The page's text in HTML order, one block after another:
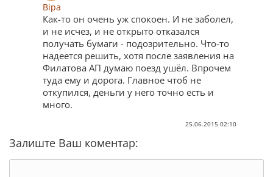
Віра
Как-то он очень уж спокоен. И не заболел,
и не исчез, и не открыто отказался
получать бумаги - подозрительно. Что-то
надеется решить, хотя после заявления на
Филатова АП думаю поезд ушёл. Впрочем
туда ему и дорога. Главное чтоб не
откупился, деньги у него точно есть и
много.
25.06.2015 02:10
Залиште Ваш коментар: